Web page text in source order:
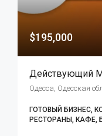
$195,000
Одесса, Одесская
ГОТОВЫЙ БИЗНЕС,
РЕСТОРАНЫ, КАФЕ,